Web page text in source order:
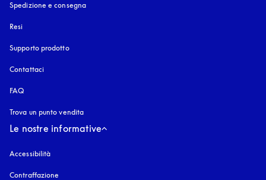
Spedizione e consegna
Resi
Supporto prodotto
Contattaci
FAQ
Trova un punto vendita
Le nostre informative
Accessibilità
Contraffazione